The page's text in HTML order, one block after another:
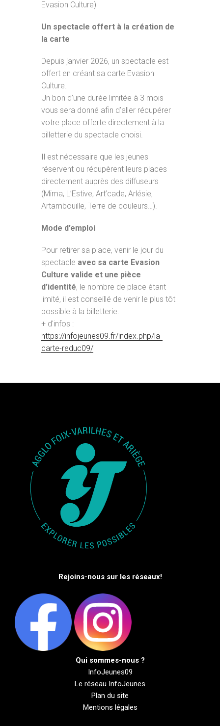
Evasion Culture)
Un spectacle offert à la création de
la carte
Depuis janvier 2026, un spectacle est
offert en créant sa carte Evasion
Culture.
Un bon d’une durée limitée à 3 mois
vous sera donné afin d’aller récupérer
votre place offerte directement à la
billetterie du spectacle choisi.
Il est nécessaire que les jeunes
réservent ou récupèrent leurs places
directement auprès des diffuseurs
(Mima, L’Estive, Art’cade, Arlésie,
Artambouille, Terre de couleurs…).
Mode d’emploi
Pour retirer sa place, venir le jour du
spectacle avec sa carte Evasion
Culture valide et une pièce
d’identité, le nombre de place étant
limité, il est conseillé de venir le plus tôt
possible à la billetterie.
+ d'infos :
https://infojeunes09.fr/index.php/la-
carte-reduc09/
Rejoins-nous sur les réseaux!
Qui sommes-nous ?
InfoJeunes09
Le réseau InfoJeunes
Plan du site
Mentions légales